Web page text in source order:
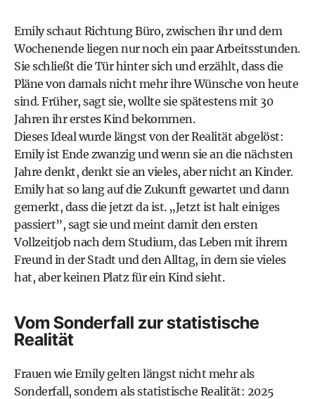
Emily schaut Richtung Büro, zwischen ihr und dem
Wochenende liegen nur noch ein paar Arbeitsstunden.
Sie schließt die Tür hinter sich und erzählt, dass die
Pläne von damals nicht mehr ihre Wünsche von heute
sind. Früher, sagt sie, wollte sie spätestens mit 30
Jahren ihr erstes Kind bekommen.
Dieses Ideal wurde längst von der Realität abgelöst:
Emily ist Ende zwanzig und wenn sie an die nächsten
Jahre denkt, denkt sie an vieles, aber nicht an Kinder.
Emily hat so lang auf die Zukunft gewartet und dann
gemerkt, dass die jetzt da ist. „Jetzt ist halt einiges
passiert”, sagt sie und meint damit den ersten
Vollzeitjob nach dem Studium, das Leben mit ihrem
Freund in der Stadt und den Alltag, in dem sie vieles
hat, aber keinen Platz für ein Kind sieht.
Vom Sonderfall zur statistische
Realität
Frauen wie Emily gelten längst nicht mehr als
Sonderfall, sondern als statistische Realität: 2025